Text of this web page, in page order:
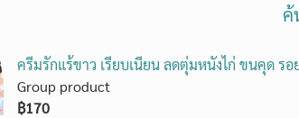
ค้
ครีมรักแร้ขาว เรียบเนียน ลดตุ่มหนังไก่ ขนคุด ร
Group product
฿170